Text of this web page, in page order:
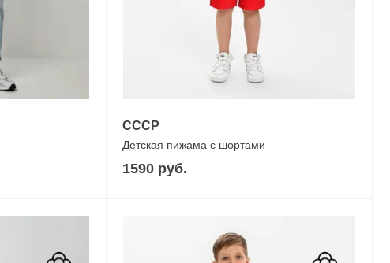
СССР
Детская пижама с шортами
1590 руб.